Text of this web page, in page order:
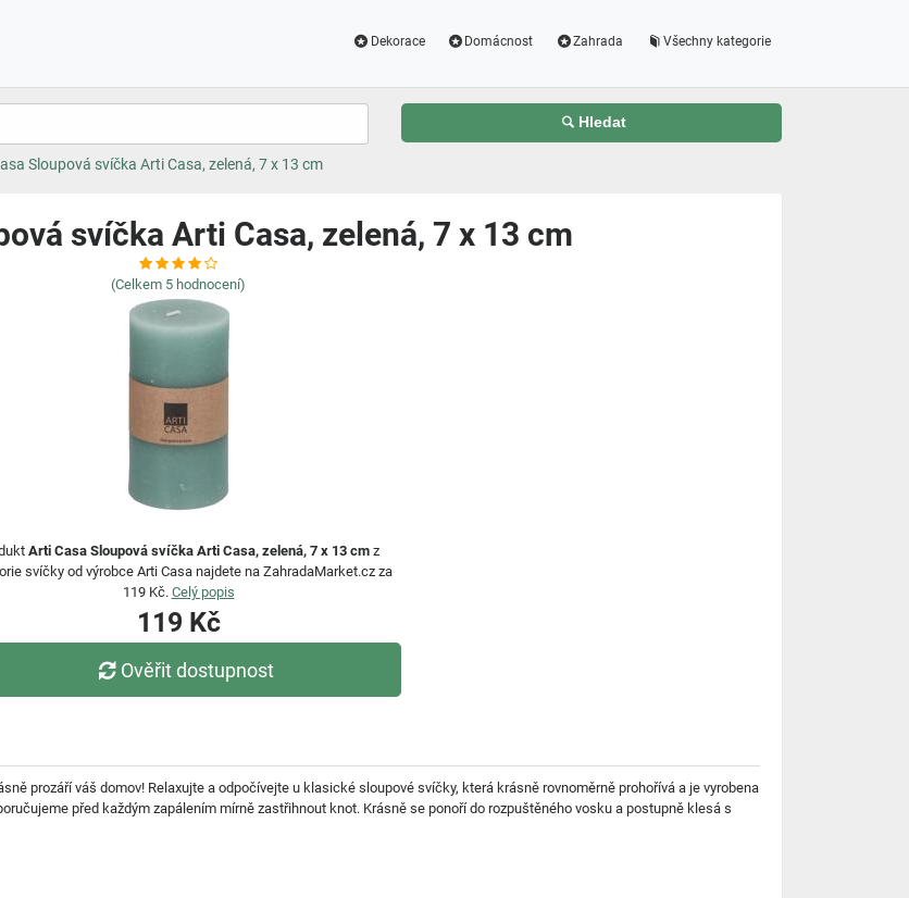
Dekorace Domácnost Zahrada Všechny kategorie
Hledat
Sloupová svíčka Arti Casa, zelená, 7 x 13 cm
svíčka Arti Casa, zelená, 7 x 13 cm
(Celkem 5 hodnocení)
Arti Casa Sloupová svíčka Arti Casa, zelená, 7 x 13 cm z
svíčky od výrobce Arti Casa najdete na ZahradaMarket.cz za
119 Kč. Celý popis
119 Kč
Ověřit dostupnost
prozáří váš domov! Relaxujte a odpočívejte u klasické sloupové svíčky, která krásně rovnoměrně prohořívá a je vyrobena
před každým zapálením mírně zastřihnout knot. Krásně se ponoří do rozpuštěného vosku a postupně klesá s